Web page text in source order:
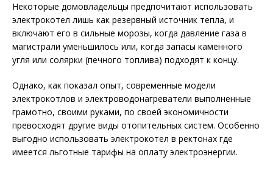
Некоторые домовладельцы предпочитают использовать
электрокотел лишь как резервный источник тепла, и
включают его в сильные морозы, когда давление газа в
магистрали уменьшилось или, когда запасы каменного
угля или солярки (печного топлива) подходят к концу.
Однако, как показал опыт, современные модели
электрокотлов и электроводонагреватели выполненные
грамотно, своими руками, по своей экономичности
превосходят другие виды отопительных систем. Особенно
выгодно использовать электрокотел в ректонах где
имеется льготные тарифы на оплату электроэнергии.